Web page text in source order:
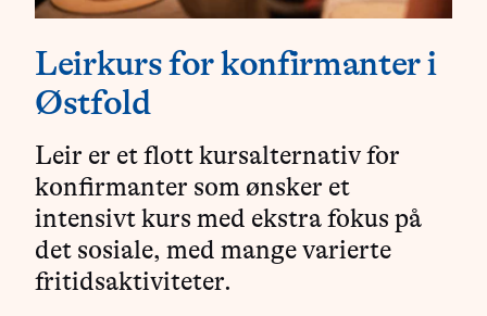
Leirkurs for konfirmanter i
Østfold
Leir er et flott kursalternativ for
konfirmanter som ønsker et
intensivt kurs med ekstra fokus på
det sosiale, med mange varierte
fritidsaktiviteter.